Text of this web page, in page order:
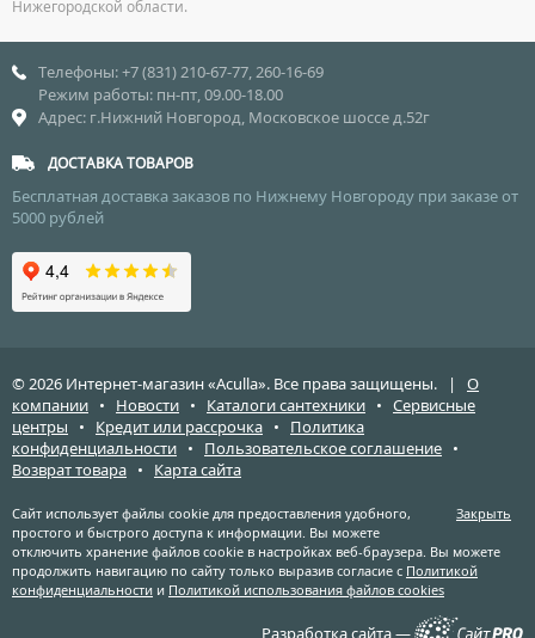
Нижегородской области.
Телефоны: +7 (831) 210-67-77, 260-16-69
Режим работы: пн-пт, 09.00-18.00
Адрес: г.Нижний Новгород, Московское шоссе д.52г
ДОСТАВКА ТОВАРОВ
Бесплатная доставка заказов по Нижнему Новгороду при заказе от
5000 рублей
© 2026 Интернет-магазин «Aculla». Все права защищены. | О
компании • Новости • Каталоги сантехники • Сервисные
центры • Кредит или рассрочка • Политика
конфиденциальности • Пользовательское соглашение •
Возврат товара • Карта сайта
Закрыть
Сайт использует файлы cookie для предоставления удобного,
простого и быстрого доступа к информации. Вы можете
отключить хранение файлов cookie в настройках веб-браузера. Вы можете
продолжить навигацию по сайту только выразив согласие с Политикой
конфиденциальности и Политикой использования файлов cookies
Разработка сайта —